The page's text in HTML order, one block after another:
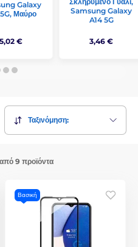
Galaxy
Μαύρο
5,02 €
Samsung Galaxy
A14 5G
3,46 €
Ταξινόμηση:
9 προϊόντα
Βασική